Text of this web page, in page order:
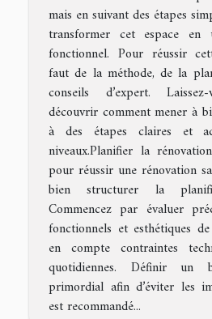
mais en suivant des étapes
transformer cet espace
fonctionnel. Pour réussir
faut de la méthode, de la
conseils d’expert.
découvrir comment mener à
à des étapes claires et
niveaux.Planifier la
pour réussir une rénovation
bien structurer la
Commencez par évaluer
fonctionnels et esthétiques
en compte contraintes
quotidiennes. Définir un
primordial afin d’éviter les
est recommandé...